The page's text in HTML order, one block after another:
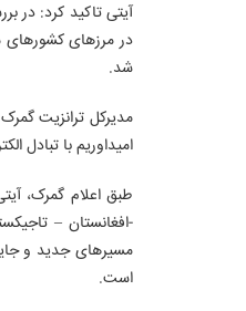
آیتی تاکید کرد: در
در مرزهای کشورهای
شد.
مدیرکل ترانزیت
امیداوریم با تبادل
طبق اعلام گمرک،
-افغانستان –
مسیرهای جدید و
است.